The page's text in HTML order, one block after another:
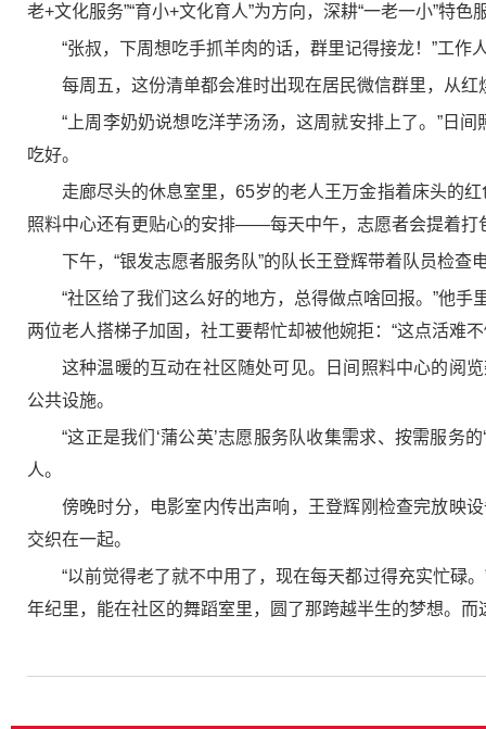
老+文化服务”“育小+文化育人”为方向，深耕“一老一小”特色
“张叔，下周想吃手抓羊肉的话，群里记得接龙！”工
每周五，这份清单都会准时出现在居民微信群里，从
“上周李奶奶说想吃洋芋汤汤，这周就安排上了。”日
吃好。
走廊尽头的休息室里，65岁的老人王万金指着床头的
照料中心还有更贴心的安排——每天中午，志愿者会提着打
下午，“银发志愿者服务队”的队长王登辉带着队员检
“社区给了我们这么好的地方，总得做点啥回报。”他
两位老人搭梯子加固，社工要帮忙却被他婉拒：“这点活难
这种温暖的互动在社区随处可见。日间照料中心的阅
公共设施。
“这正是我们‘蒲公英’志愿服务队收集需求、按需服务
人。
傍晚时分，电影室内传出声响，王登辉刚检查完放映
交织在一起。
“以前觉得老了就不中用了，现在每天都过得充实忙碌
年纪里，能在社区的舞蹈室里，圆了那跨越半生的梦想。而